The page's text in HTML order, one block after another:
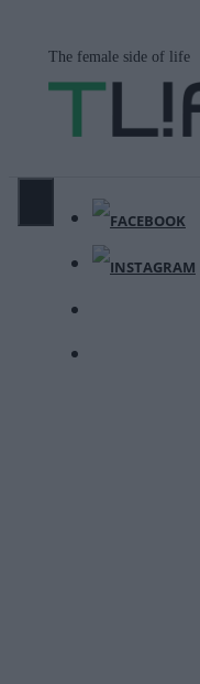
περιεχόμενο
The female side of life